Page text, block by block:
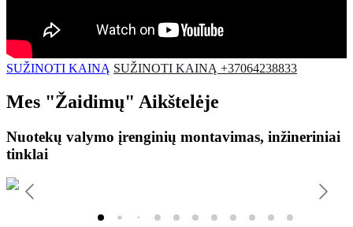
SUŽINOTI KAINĄ SUŽINOTI KAINĄ +37064238833
Mes "Žaidimų" Aikštelėje
Nuotekų valymo įrenginių montavimas, inžineriniai
tinklai